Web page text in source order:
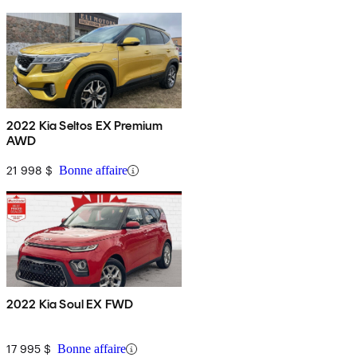
2022 Kia Seltos EX Premium
AWD
21 998 $ Bonne affaire
2022 Kia Soul EX FWD
17 995 $ Bonne affaire